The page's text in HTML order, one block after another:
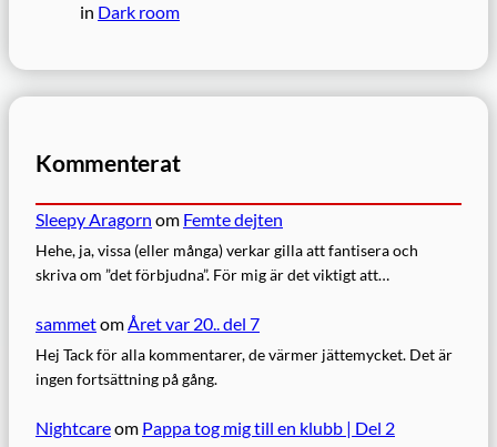
in Dark room
Kommenterat
Sleepy Aragorn om Femte dejten
Hehe, ja, vissa (eller många) verkar gilla att fantisera och
skriva om ”det förbjudna”. För mig är det viktigt att…
sammetom Året var 20.. del 7
Hej Tack för alla kommentarer, de värmer jättemycket. Det är
ingen fortsättning på gång.
Nightcareom Pappa tog mig till en klubb | Del 2